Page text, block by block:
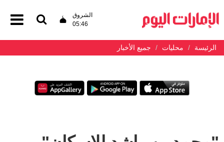
الشروق
05:46
الرئيسة محليات جميع الأخبار